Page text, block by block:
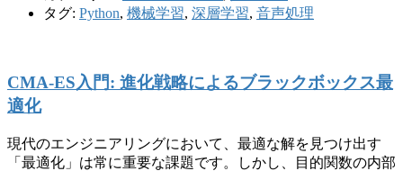
タグ: Python, 機械学習, 深層学習, 音声処理
CMA-ES入門: 進化戦略によるブラックボックス最
適化
現代のエンジニアリングにおいて、最適な解を見つけ出す
「最適化」は常に重要な課題です。しかし、目的関数の内部